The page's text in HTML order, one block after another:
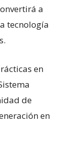
a
tecnología
en
de
en